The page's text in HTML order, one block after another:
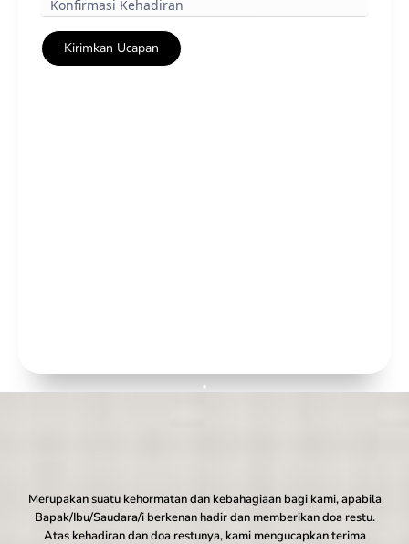
Kirimkan Ucapan
Merupakan suatu kehormatan dan kebahagiaan bagi kami, apabila
Bapak/Ibu/Saudara/i berkenan hadir dan memberikan doa restu.
Atas kehadiran dan doa restunya, kami mengucapkan terima